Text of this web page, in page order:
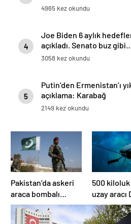
4965 kez okundu
4
Joe Biden 6 aylık
açıkladı. Senato buz
3058 kez okundu
5
Putin’den Ermenistan’ı
açıklama: Karabağ
Azerbaycan’ın ayrılmaz bir
2149 kez okundu
Pakistan’da askeri
araca bombalı
saldırı düzenlendi
500
uzay aracı
düşüyor:
risk altında